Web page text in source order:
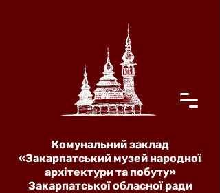
Комунальний заклад
«Закарпатський музей народної
архітектури та побуту»
Закарпатської обласної ради